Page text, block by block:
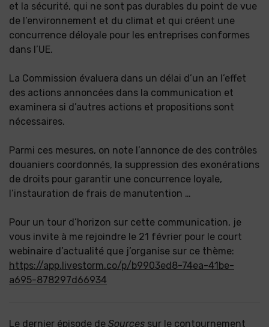
et la sécurité, qui ne sont pas durables du point de vue
de l’environnement et du climat et qui créent une
concurrence déloyale pour les entreprises conformes
dans l’UE.
La Commission évaluera dans un délai d’un an l’effet
des actions annoncées dans la communication et
examinera si d’autres actions et propositions sont
nécessaires.
Parmi ces mesures, on note l’annonce de des contrôles
douaniers coordonnés, la suppression des exonérations
de droits pour garantir une concurrence loyale,
l’instauration de frais de manutention …
Pour un tour d’horizon sur cette communication, je
vous invite à me rejoindre le 21 février pour le court
webinaire d’actualité que j’organise sur ce thème:
https://app.livestorm.co/p/b9903ed8-74ea-41be-
a695-878297d66934
Le dernier épisode de Sources sur le contournement